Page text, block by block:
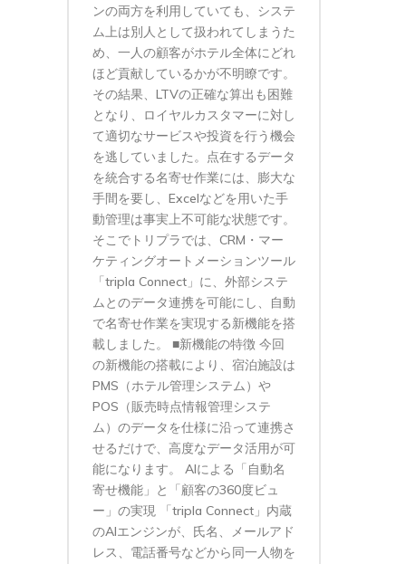
ンの両方を利用していても、システ
ム上は別人として扱われてしまうた
め、一人の顧客がホテル全体にどれ
ほど貢献しているかが不明瞭です。
その結果、LTVの正確な算出も困難
となり、ロイヤルカスタマーに対し
て適切なサービスや投資を行う機会
を逃していました。点在するデータ
を統合する名寄せ作業には、膨大な
手間を要し、Excelなどを用いた手
動管理は事実上不可能な状態です。
そこでトリプラでは、CRM・マー
ケティングオートメーションツール
「tripla Connect」に、外部システ
ムとのデータ連携を可能にし、自動
で名寄せ作業を実現する新機能を搭
載しました。 ■新機能の特徴 今回
の新機能の搭載により、宿泊施設は
PMS（ホテル管理システム）や
POS（販売時点情報管理システ
ム）のデータを仕様に沿って連携さ
せるだけで、高度なデータ活用が可
能になります。 AIによる「自動名
寄せ機能」と「顧客の360度ビュ
ー」の実現 「tripla Connect」内蔵
のAIエンジンが、氏名、メールアド
レス、電話番号などから同一人物を